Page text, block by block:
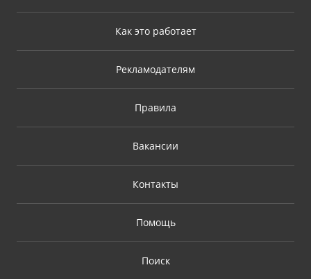
Как это работает
Рекламодателям
Правила
Вакансии
Контакты
Помощь
Поиск